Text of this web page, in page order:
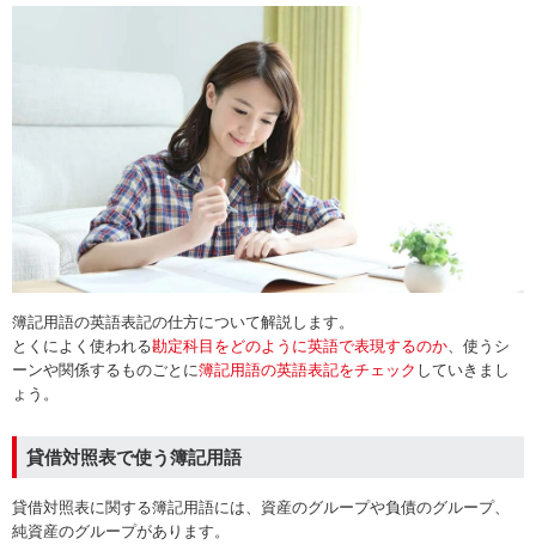
簿記用語の英語表記の仕方について解説します。
とくによく使われる勘定科目をどのように英語で表現するのか、使うシ
ーンや関係するものごとに簿記用語の英語表記をチェック していきまし
ょう。
貸借対照表で使う簿記用語
貸借対照表に関する簿記用語には、資産のグループや負債のグループ、
純資産のグループがあります。